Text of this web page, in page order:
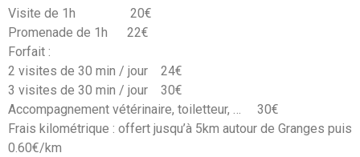
Visite de 1h 20€
Promenade de 1h 22€
Forfait :
2 visites de 30 min / jour 24€
3 visites de 30 min / jour 30€
Accompagnement vétérinaire, toiletteur, … 30€
Frais kilométrique : offert jusqu’à 5km autour de Granges puis
0.60€/km